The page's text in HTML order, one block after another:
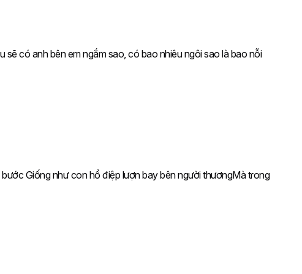
sẽ có anh bên em ngắm sao, có bao nhiêu ngôi sao là bao nỗi
Giống như con hồ điệp lượn bay bên người thươngMà tɾong